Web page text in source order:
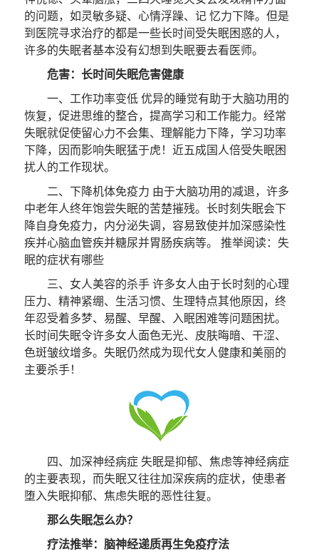
的问题，如灵敏多疑、心情浮躁、记 忆力下降。但是
到医院寻求治疗的都是一些长时间受失眠困惑的人，
许多的失眠者基本没有幻想到失眠要去看医师。
危害：长时间失眠危害健康
一、工作功率变低 优异的睡觉有助于大脑功用的
恢复，促进思维的整合，提高学习和工作能力。经常
失眠就促使留心力不会集、理解能力下降，学习功率
下降，因而影响失眠猛于虎！近五成国人倍受失眠困
扰人的工作现状。
二、下降机体免疫力 由于大脑功用的减退，许多
中老年人终年饱尝失眠的苦楚摧残。长时刻失眠会下
降自身免疫力，内分泌失调，容易致使并加深感染性
疾并心脑血管疾并糖尿并胃肠疾病等。 推举阅读：失
眠的症状有哪些
三、女人美容的杀手 许多女人由于长时刻的心理
压力、精神紧绷、生活习惯、生理特点其他原因，终
年忍受着多梦、易醒、早醒、入眠困难等问题困扰。
长时间失眠令许多女人面色无光、皮肤晦暗、干涩、
色斑皱纹增多。失眠仍然成为现代女人健康和美丽的
主要杀手！
四、加深神经病症 失眠是抑郁、焦虑等神经病症
的主要表现，而失眠又往往加深疾病的症状，使患者
堕入失眠抑郁、焦虑失眠的恶性往复。
那么失眠怎么办？
疗法推举： 脑神经递质再生免疫疗法